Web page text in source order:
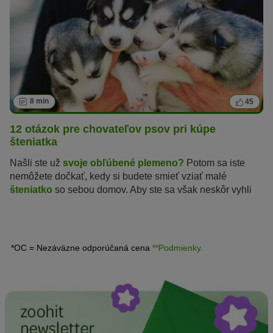
8 min 45
12 otázok pre chovateľov psov pri kúpe
šteniatka
Našli ste už svoje obľúbené plemeno? Potom sa iste
nemôžete dočkať, kedy si budete smieť vziať malé
šteniatko so sebou domov. Aby ste sa však neskôr vyhli
chovateľa.
*OC = Nezáväzne odporúčaná cena **Podmienky.